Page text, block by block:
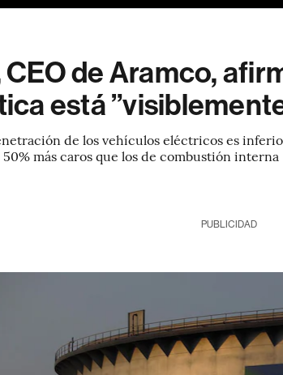
CEO de Aramco,
está
de los vehículos eléctricos es
50% más caros que los de combustión interna
PUBLICIDAD